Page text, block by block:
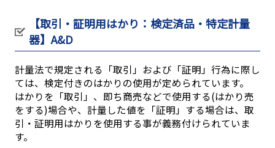
【取引・証明用はかり：検定済品・特定計量
器】A&D
計量法で規定される「取引」および「証明」行為に際し
ては、検定付きのはかりの使用が定められています。
はかりを「取引」、即ち商売などで使用する(はかり売
をする)場合や、計量した値を「証明」する場合は、取
引・証明用はかりを使用する事が義務付けられていま
す。